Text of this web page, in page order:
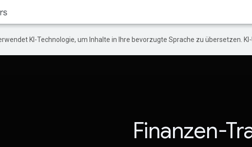
KI-Technologie, um Inhalte in Ihre bevorzugte Sprache zu übersetzen.
Finanzen-